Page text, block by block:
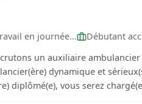
en journée...
Débutant
ambulancier H/F. Description du poste
dynamique et
diplômé(e), vous serez